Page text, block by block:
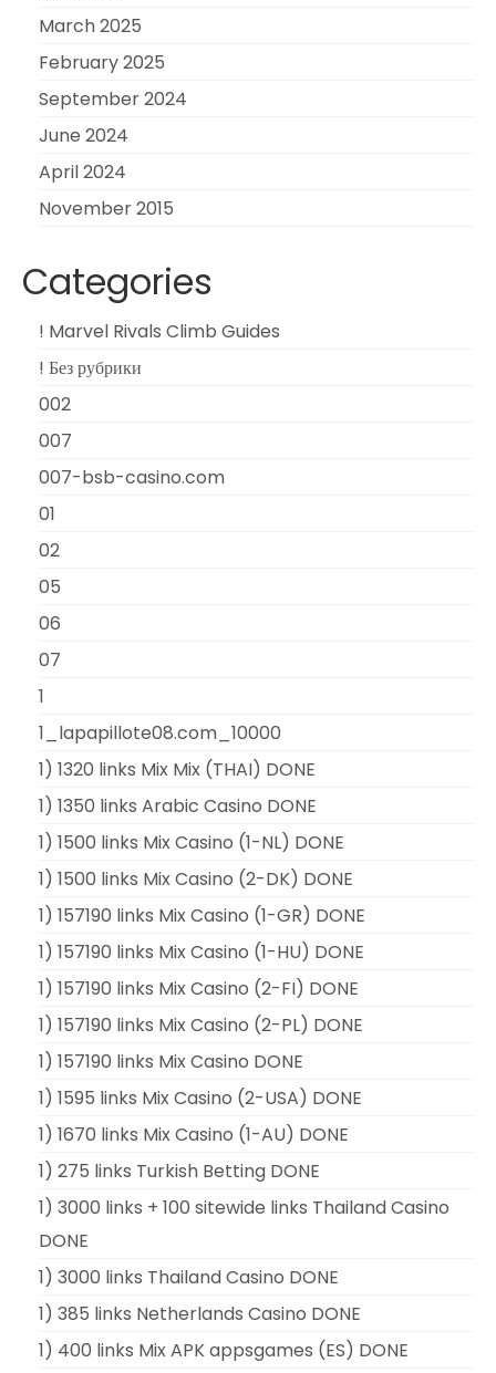
March 2025
February 2025
September 2024
June 2024
April 2024
November 2015
Categories
! Marvel Rivals Climb Guides
! Без рубрики
002
007
007-bsb-casino.com
01
02
05
06
07
1
1_lapapillote08.com_10000
1) 1320 links Mix Mix (THAI) DONE
1) 1350 links Arabic Casino DONE
1) 1500 links Mix Casino (1-NL) DONE
1) 1500 links Mix Casino (2-DK) DONE
1) 157190 links Mix Casino (1-GR) DONE
1) 157190 links Mix Casino (1-HU) DONE
1) 157190 links Mix Casino (2-FI) DONE
1) 157190 links Mix Casino (2-PL) DONE
1) 157190 links Mix Casino DONE
1) 1595 links Mix Casino (2-USA) DONE
1) 1670 links Mix Casino (1-AU) DONE
1) 275 links Turkish Betting DONE
1) 3000 links + 100 sitewide links Thailand Casino
DONE
1) 3000 links Thailand Casino DONE
1) 385 links Netherlands Casino DONE
1) 400 links Mix APK appsgames (ES) DONE